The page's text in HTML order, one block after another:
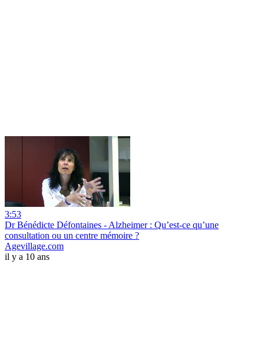
3:53
Dr Bénédicte Défontaines - Alzheimer : Qu’est-ce qu’une
consultation ou un centre mémoire ?
Agevillage.com
il y a 10 ans